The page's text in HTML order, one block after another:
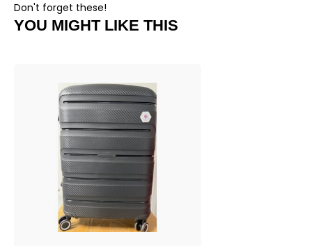
Don't forget these!
YOU MIGHT LIKE THIS